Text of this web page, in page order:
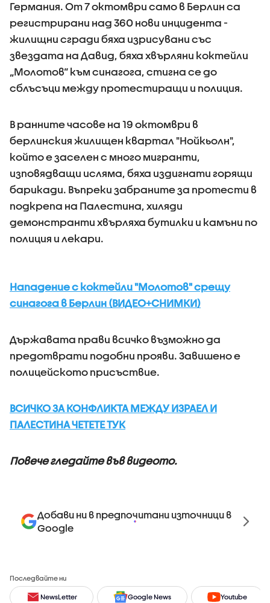
Германия. От 7 октомври само в Берлин са
регистрирани над 360 нови инцидента -
жилищни сгради бяха изрисувани със
звездата на Давид, бяха хвърляни коктейли
„Молотов“ към синагога, стигна се до
сблъсъци между протестиращи и полиция.
В ранните часове на 19 октомври в
берлинския жилищен квартал "Нойкьолн",
който е заселен с много мигранти,
изповядващи исляма, бяха издигнати горящи
барикади. Въпреки забраните за протести в
подкрепа на Палестина, хиляди
демонстранти хвърляха бутилки и камъни по
полиция и лекари.
Нападение с коктейли "Молотов" срещу
синагога в Берлин (ВИДЕО+СНИМКИ)
Държавата прави всичко възможно да
предотврати подобни прояви. Завишено е
полицейското присъствие.
ВСИЧКО ЗА КОНФЛИКТА МЕЖДУ ИЗРАЕЛ И
ПАЛЕСТИНА ЧЕТЕТЕ ТУК
Повече гледайте във видеото.
Добави ни в предпочитани източници в
Google
Последвайте ни
NewsLetter Google News Youtube